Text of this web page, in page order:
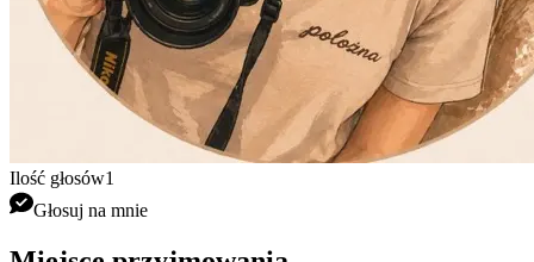
Ilość głosów1
Głosuj na mnie